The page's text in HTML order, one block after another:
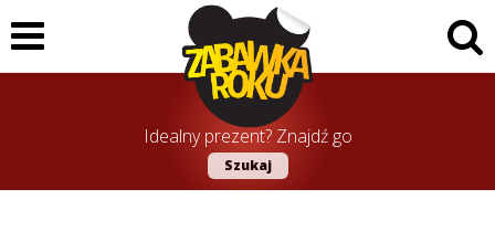
Idealny prezent? Znajdź go
Szukaj